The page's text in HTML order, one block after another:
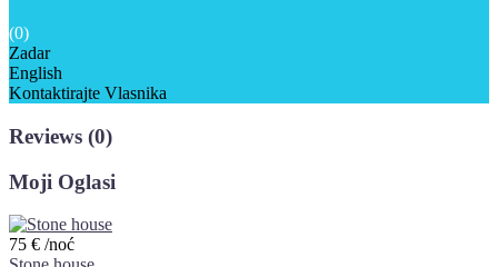
(0)
Zadar
English
Kontaktirajte Vlasnika
Reviews (0)
Moji Oglasi
75 € /noć